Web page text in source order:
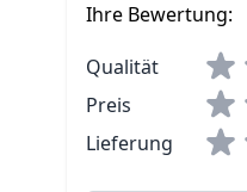
Ihre Bewertung:
Qualität
Preis
Lieferung